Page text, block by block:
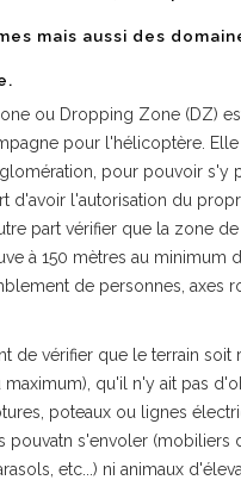
mais aussi des
ou Dropping Zone (DZ)
pour l'hélicoptère.
pour pouvoir s'y
d'avoir l'autorisation du
part vérifier que la zone
à 150 mètres au minimum
de personnes, axes
de vérifier que le terrain soit
maximum), qu'il n'y ait pas
poteaux ou lignes
pouvatn s'envoler (mobiliers
etc...) ni animaux